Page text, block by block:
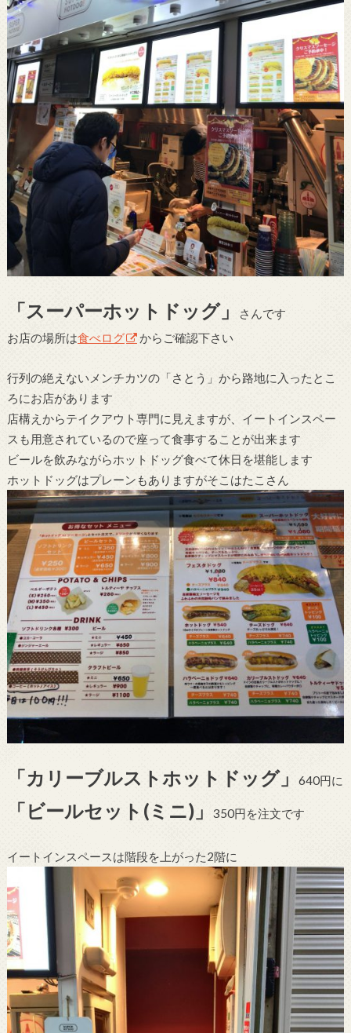
「スーパーホットドッグ」
さんです
お店の場所は食べログ からご確認下さい
行列の絶えないメンチカツの「さとう」から路地に入ったとこ
ろにお店があります
店構えからテイクアウト専門に見えますが、イートインスペー
スも用意されているので座って食事することが出来ます
ビールを飲みながらホットドッグ食べて休日を堪能します
ホットドッグはプレーンもありますがそこはたこさん
「カリーブルストホットドッグ」 640円に
「ビールセット(ミニ)」 350円を注文です
イートインスペースは階段を上がった2階に